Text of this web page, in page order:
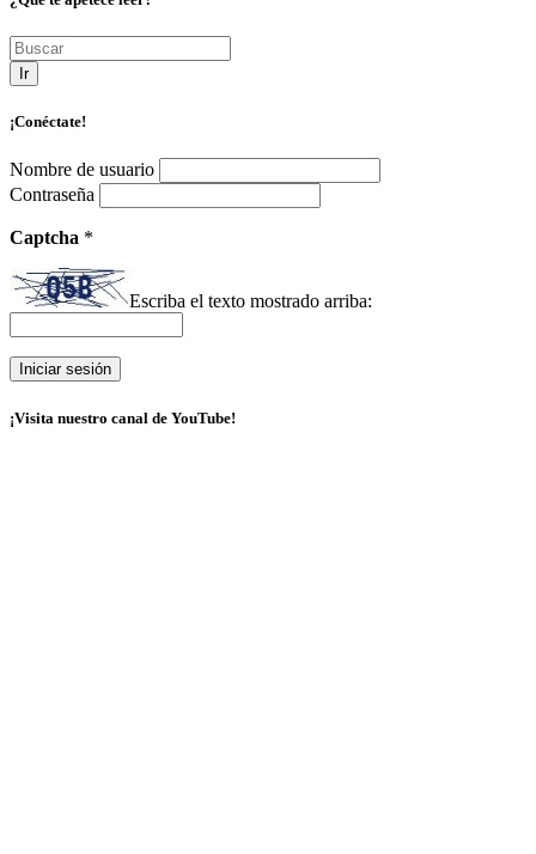
Ir
¡Conéctate!
Nombre de usuario
Contraseña
Captcha *
Escriba el texto mostrado arriba:
¡Visita nuestro canal de YouTube!